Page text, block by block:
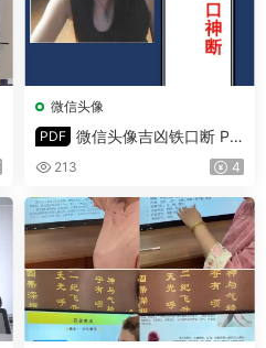
微信头像
PDF 微信头像吉凶铁口断 PD
F版 382页
213 4